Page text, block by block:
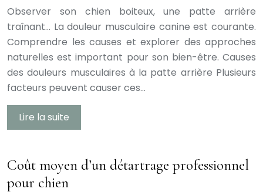
Observer son chien boiteux, une patte arrière
traînant… La douleur musculaire canine est courante.
Comprendre les causes et explorer des approches
naturelles est important pour son bien-être. Causes
des douleurs musculaires à la patte arrière Plusieurs
facteurs peuvent causer ces…
Lire la suite
Coût moyen d’un détartrage professionnel
pour chien